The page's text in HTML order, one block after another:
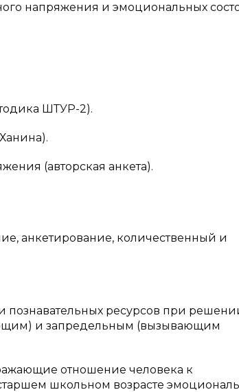
напряжения и эмоциональных
ШТУР-2).
(авторская анкета).
анкетирование, количественный и
познавательных ресурсов при
и запредельным (вызывающим
отношение человека к
школьном возрасте